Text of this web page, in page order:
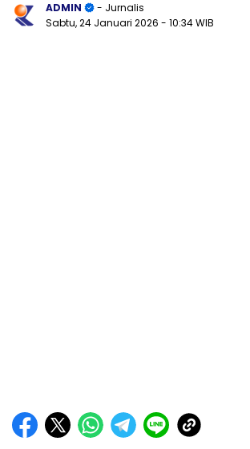
ADMIN
- Jurnalis
Sabtu, 24 Januari 2026 - 10:34 WIB